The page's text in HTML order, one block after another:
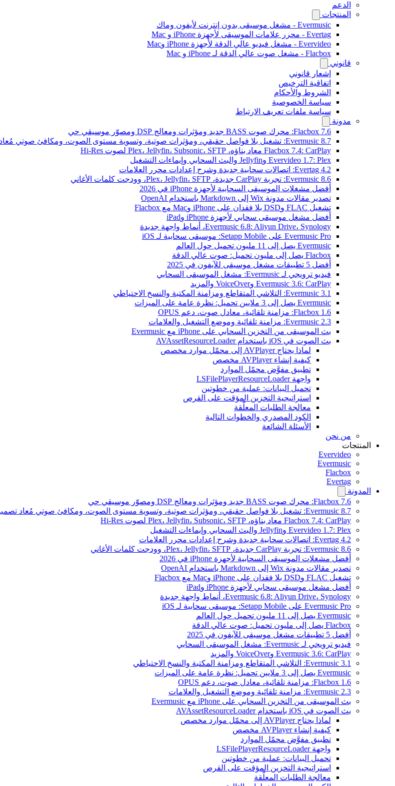
الدعم
المنتجات
Evermusic - مشغل موسيقى بدون إنترنت لأيفون وماك
Evertag - محرر علامات الموسيقى لأجهزة iPhone و Mac
Evervideo - مشغل فيديو عالي الدقة لأجهزة iPhone وMac
Flacbox - مشغل صوت عالي الدقة لـ iPhone و Mac
قانوني
إشعار قانوني
اتفاقية الترخيص
الشروط والأحكام
سياسة الخصوصية
سياسة ملفات تعريف الارتباط
مدونة
Flacbox 7.6: محرك صوت BASS جديد ومؤثرات ومعالج DSP ومصوّر موسيقي حي
Evermusic 8.7: تشغيل بلا فواصل حقيقي، ومؤثرات صوتية، وتسوية مستوى الصوت، ومكافئ صوتي مُعاد تصميمه
Flacbox 7.4: CarPlay معاد بناؤه، Plex، Jellyfin، Subsonic، SFTP لصوت Hi-Res
Evervideo 1.7: Plex وJellyfin والبث السحابي وإيماءات التشغيل
Evertag 4.2: اتصالات سحابية جديدة وشرح إعدادات محرر العلامات
Evermusic 8.6: تجربة CarPlay جديدة، Plex، Jellyfin، SFTP، وودجت كلمات الأغاني
أفضل مشغلات الموسيقى السحابية لأجهزة iPhone في 2026
تصدير مقالات مدونة Wix إلى Markdown باستخدام OpenAI
تشغيل FLAC وDSD بلا فقدان على iPhone وMac مع Flacbox
أفضل مشغل موسيقى سحابي لأجهزة iPhone وiPad
Evermusic 6.8: Aliyun Drive، Synology، أنماط واجهة جديدة
Evermusic Pro على Setapp Mobile: موسيقى سحابية لـ iOS
Evermusic يصل إلى 11 مليون تحميل حول العالم
Flacbox يصل إلى مليون تحميل: صوت عالي الدقة
أفضل 5 تطبيقات مشغل موسيقى للآيفون في 2025
فيديو ترويجي لـ Evermusic: مشغل الموسيقى السحابي
Evermusic 3.6: CarPlay وVoiceOver والمزيد
Evermusic 3.1: التلاشي المتقاطع ومزامنة المكتبة والنسخ الاحتياطي
Evermusic يصل إلى 3 ملايين تحميل: نظرة عامة على الميزات
Flacbox 1.6: مزامنة تلقائية، معادل صوت، دعم OPUS
Evermusic 2.3: مزامنة تلقائية وموضع التشغيل والعلامات
بث الموسيقى من التخزين السحابي على iPhone مع Evermusic
بث الصوت في iOS باستخدام AVAssetResourceLoader
لماذا يحتاج AVPlayer إلى محمّل موارد مخصص
كيفية إنشاء AVPlayer مخصص
تطبيق مفوَّض محمّل الموارد
واجهة LSFilePlayerResourceLoader
تحميل البيانات: عملية من خطوتين
استراتيجية التخزين المؤقت على القرص
معالجة الطلبات المعلّقة
الكود المصدري والخطوات التالية
الأسئلة الشائعة
من نحن
المنتجات
Evervideo
Evermusic
Flacbox
Evertag
المدونة
Flacbox 7.6: محرك صوت BASS جديد ومؤثرات ومعالج DSP ومصوّر موسيقي حي
Evermusic 8.7: تشغيل بلا فواصل حقيقي، ومؤثرات صوتية، وتسوية مستوى الصوت، ومكافئ صوتي مُعاد تصميمه
Flacbox 7.4: CarPlay معاد بناؤه، Plex، Jellyfin، Subsonic، SFTP لصوت Hi-Res
Evervideo 1.7: Plex وJellyfin والبث السحابي وإيماءات التشغيل
Evertag 4.2: اتصالات سحابية جديدة وشرح إعدادات محرر العلامات
Evermusic 8.6: تجربة CarPlay جديدة، Plex، Jellyfin، SFTP، وودجت كلمات الأغاني
أفضل مشغلات الموسيقى السحابية لأجهزة iPhone في 2026
تصدير مقالات مدونة Wix إلى Markdown باستخدام OpenAI
تشغيل FLAC وDSD بلا فقدان على iPhone وMac مع Flacbox
أفضل مشغل موسيقى سحابي لأجهزة iPhone وiPad
Evermusic 6.8: Aliyun Drive، Synology، أنماط واجهة جديدة
Evermusic Pro على Setapp Mobile: موسيقى سحابية لـ iOS
Evermusic يصل إلى 11 مليون تحميل حول العالم
Flacbox يصل إلى مليون تحميل: صوت عالي الدقة
أفضل 5 تطبيقات مشغل موسيقى للآيفون في 2025
فيديو ترويجي لـ Evermusic: مشغل الموسيقى السحابي
Evermusic 3.6: CarPlay وVoiceOver والمزيد
Evermusic 3.1: التلاشي المتقاطع ومزامنة المكتبة والنسخ الاحتياطي
Evermusic يصل إلى 3 ملايين تحميل: نظرة عامة على الميزات
Flacbox 1.6: مزامنة تلقائية، معادل صوت، دعم OPUS
Evermusic 2.3: مزامنة تلقائية وموضع التشغيل والعلامات
بث الموسيقى من التخزين السحابي على iPhone مع Evermusic
بث الصوت في iOS باستخدام AVAssetResourceLoader
لماذا يحتاج AVPlayer إلى محمّل موارد مخصص
كيفية إنشاء AVPlayer مخصص
تطبيق مفوَّض محمّل الموارد
واجهة LSFilePlayerResourceLoader
تحميل البيانات: عملية من خطوتين
استراتيجية التخزين المؤقت على القرص
معالجة الطلبات المعلّقة